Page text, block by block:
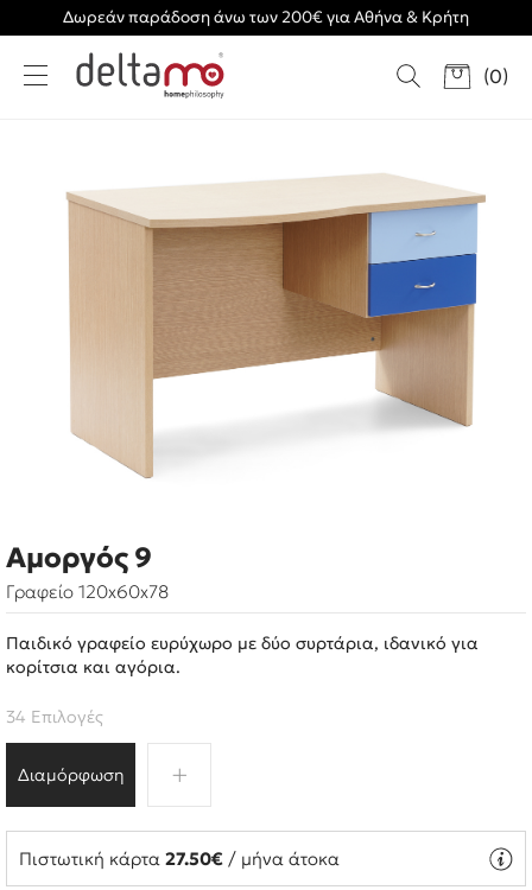
Δωρεάν παράδοση άνω των 200€ για Αθήνα & Κρήτη
(0)
Αμοργός 9
Γραφείο 120x60x78
Παιδικό γραφείο ευρύχωρο με δύο συρτάρια, ιδανικό για
κορίτσια και αγόρια.
Διαμόρφωση
34 Επιλογές
Πιστωτική κάρτα 27.50€ / μήνα άτοκα